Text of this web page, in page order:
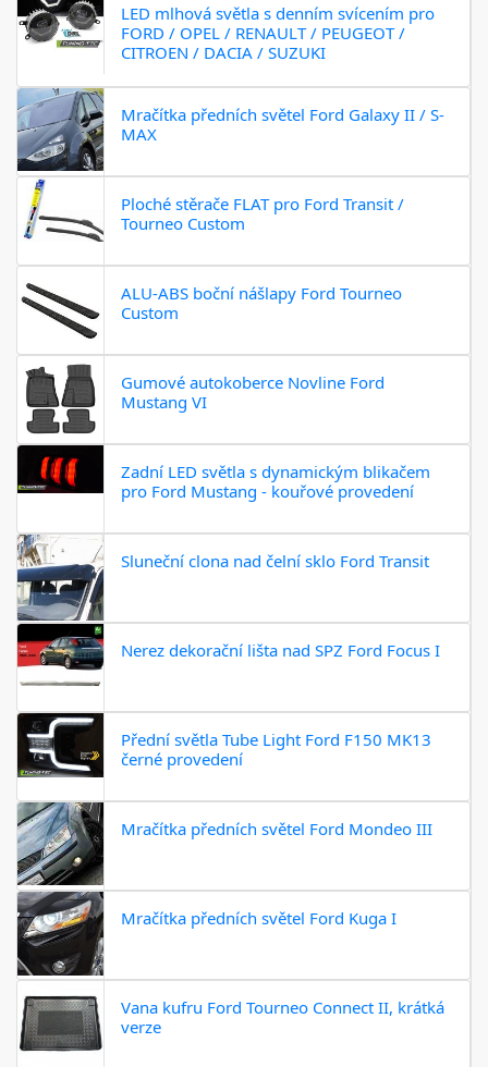
LED mlhová světla s denním svícením pro
FORD / OPEL / RENAULT / PEUGEOT /
CITROEN / DACIA / SUZUKI
Mračítka předních světel Ford Galaxy II / S-
MAX
Ploché stěrače FLAT pro Ford Transit /
Tourneo Custom
ALU-ABS boční nášlapy Ford Tourneo
Custom
Gumové autokoberce Novline Ford
Mustang VI
Zadní LED světla s dynamickým blikačem
pro Ford Mustang - kouřové provedení
Sluneční clona nad čelní sklo Ford Transit
Nerez dekorační lišta nad SPZ Ford Focus I
Přední světla Tube Light Ford F150 MK13
černé provedení
Mračítka předních světel Ford Mondeo III
Mračítka předních světel Ford Kuga I
Vana kufru Ford Tourneo Connect II, krátká
verze